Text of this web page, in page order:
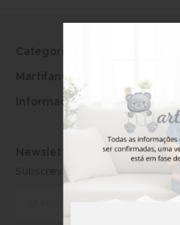
Martifanel
Informações Legais
Subscreva a newsletter e